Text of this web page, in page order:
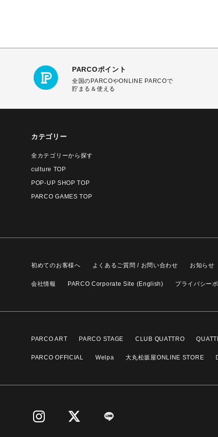
PARCOポイント
全国のPARCOやONLINE PARCOで
貯まる＆使える
カテゴリー
全カテゴリーから探す
culture TOP
POP-UP SHOP TOP
PARCO GAMES TOP
初めてのお客様へ よくあるご質問 / お問い合わせ お知らせ
会社情報 PARCO Corporate Site (English) プライバシー
PARCO ART PARCO STAGE CLUB QUATTRO
PARCO OFFICIAL Welpa 大丸松坂屋ONLINE STORE